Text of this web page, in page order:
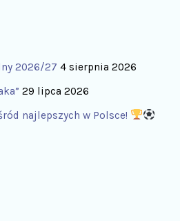
2026/27 4 sierpnia 2026
29 lipca 2026
najlepszych w Polsce!